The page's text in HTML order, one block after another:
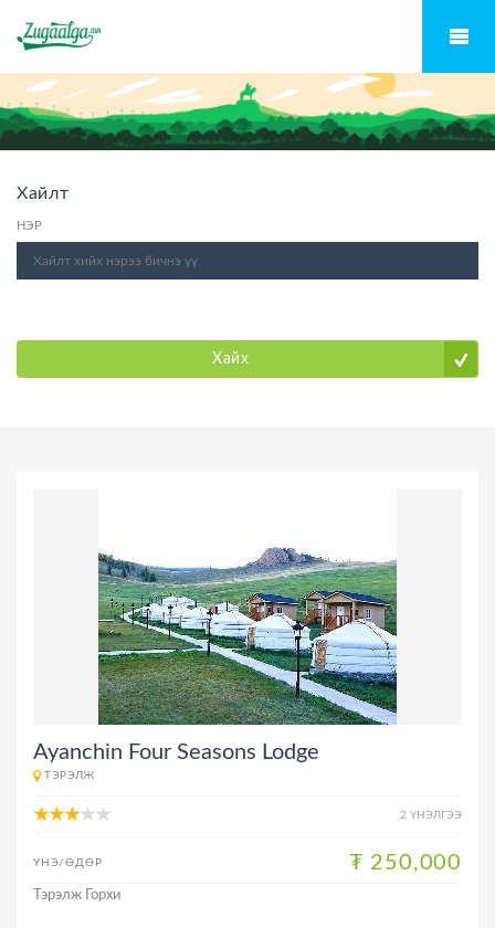
Хайлт
НЭР
Хайх
Ayanchin Four Seasons Lodge
ТЭРЭЛЖ
2 ҮНЭЛГЭЭ
ҮНЭ/ӨДӨР ₮ 250,000
Тэрэлж Горхи